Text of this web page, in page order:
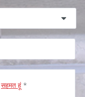
सहमत हूं *